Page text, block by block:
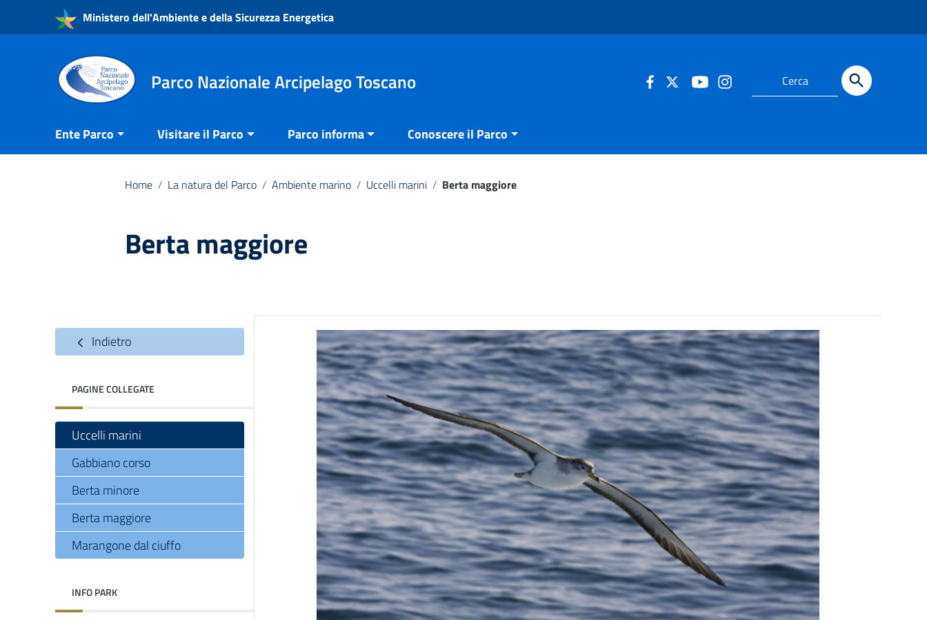
Vai ai contenuti
Vai al menu di navigazione
Ministero dell'Ambiente e della Sicurezza Energetica
Parco Nazionale Arcipelago Toscano
Ente Parco Visitare il Parco Parco informa Conoscere il Parco
Home / La natura del Parco / Ambiente marino / Uccelli marini / Berta maggiore
Berta maggiore
Indietro
PAGINE COLLEGATE
Uccelli marini
Gabbiano corso
Berta minore
Berta maggiore
Marangone dal ciuffo
INFO PARK